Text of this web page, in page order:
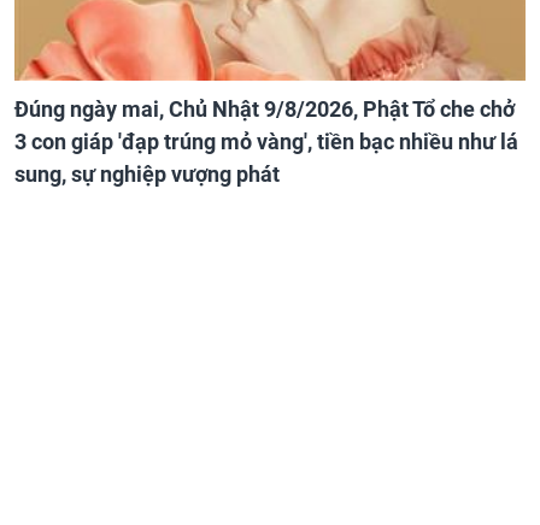
Đúng ngày mai, Chủ Nhật 9/8/2026, Phật Tổ che chở
3 con giáp 'đạp trúng mỏ vàng', tiền bạc nhiều như lá
sung, sự nghiệp vượng phát